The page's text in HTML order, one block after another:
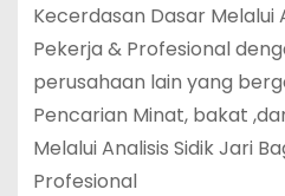
Kecerdasan Dasar Melalui
Pekerja & Profesional
perusahaan lain yang
Pencarian Minat, bakat
Melalui Analisis Sidik Jari
Profesional